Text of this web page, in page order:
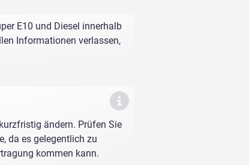
E10 und Diesel innerhalb
Informationen verlassen,
ändern. Prüfen Sie
da es gelegentlich zu
kommen kann.